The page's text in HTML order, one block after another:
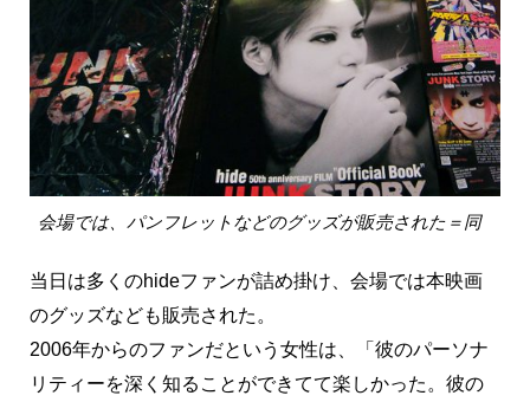
会場では、パンフレットなどのグッズが販売された＝同
当日は多くのhideファンが詰め掛け、会場では本映画
のグッズなども販売された。
2006年からのファンだという女性は、「彼のパーソナ
リティーを深く知ることができてて楽しかった。彼の